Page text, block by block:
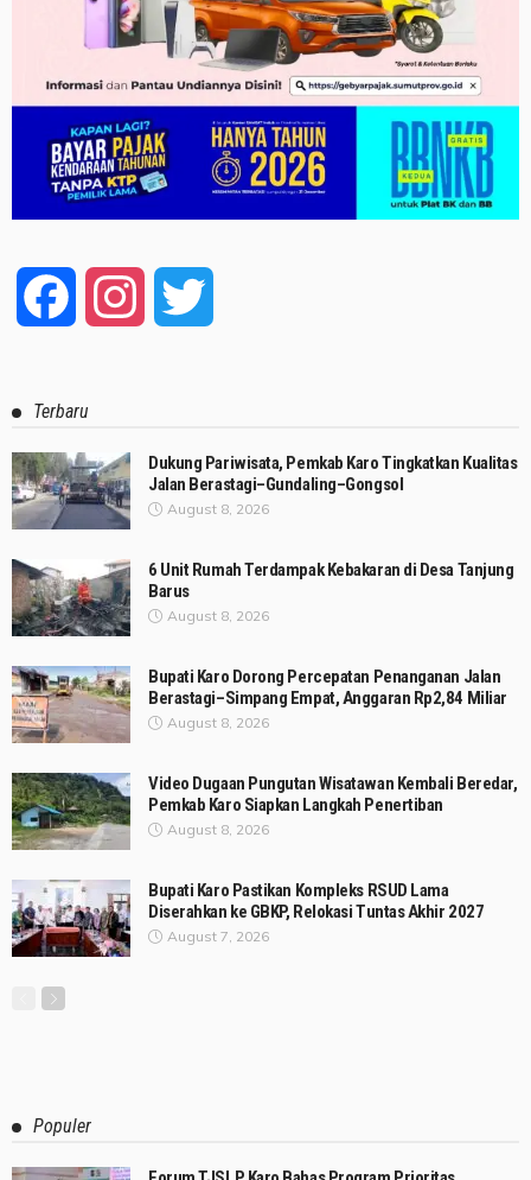
Facebook Instagram
Terbaru
Dukung Pariwisata, Pemkab Karo Tingkatkan Kualitas
Jalan Berastagi–Gundaling–Gongsol
August 8, 2026
6 Unit Rumah Terdampak Kebakaran di Desa Tanjung
Barus
August 8, 2026
Bupati Karo Dorong Percepatan Penanganan Jalan
Berastagi–Simpang Empat, Anggaran Rp2,84 Miliar
August 8, 2026
Video Dugaan Pungutan Wisatawan Kembali Beredar,
Pemkab Karo Siapkan Langkah Penertiban
August 8, 2026
Bupati Karo Pastikan Kompleks RSUD Lama
Diserahkan ke GBKP, Relokasi Tuntas Akhir 2027
August 7, 2026
Populer